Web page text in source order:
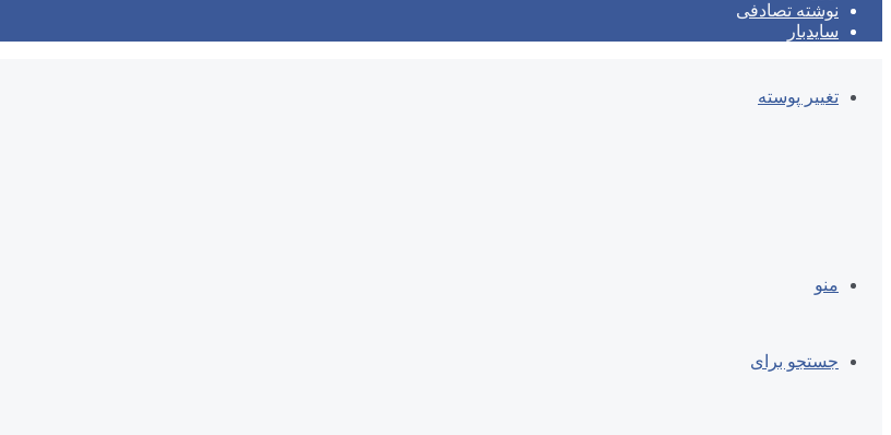
نوشته تصادفی
سایدبار
تغییر پوسته
منو
جستجو برای